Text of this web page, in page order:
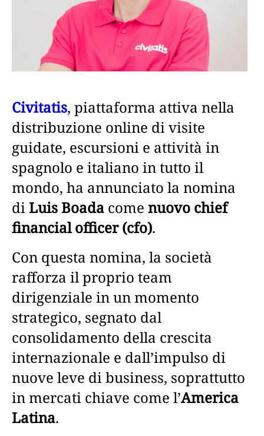
Civitatis, piattaforma attiva nella
distribuzione online di visite
guidate, escursioni e attività in
spagnolo e italiano in tutto il
mondo, ha annunciato la nomina
diLuis Boada come nuovo chief
financial officer (cfo).
Con questa nomina, la società
rafforza il proprio team
dirigenziale in un momento
strategico, segnato dal
consolidamento della crescita
internazionale e dall’impulso di
nuove leve di business, soprattutto
in mercati chiave come l’America
Latina.